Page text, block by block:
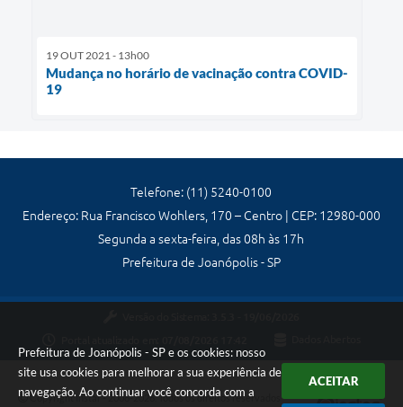
Prefeitura de Joanópolis - SP e os cookies: nosso
site usa cookies para melhorar a sua experiência de
navegação. Ao continuar você concorda com a
ACEITAR
19 OUT 2021 - 13h00
Mudança no horário de vacinação contra COVID-
19
Telefone: (11) 5240-0100
Endereço: Rua Francisco Wohlers, 170 – Centro | CEP: 12980-000
Segunda a sexta-feira, das 08h às 17h
Prefeitura de Joanópolis - SP
Copyright Instar - 2006-2026. Todos os direitos reservados -